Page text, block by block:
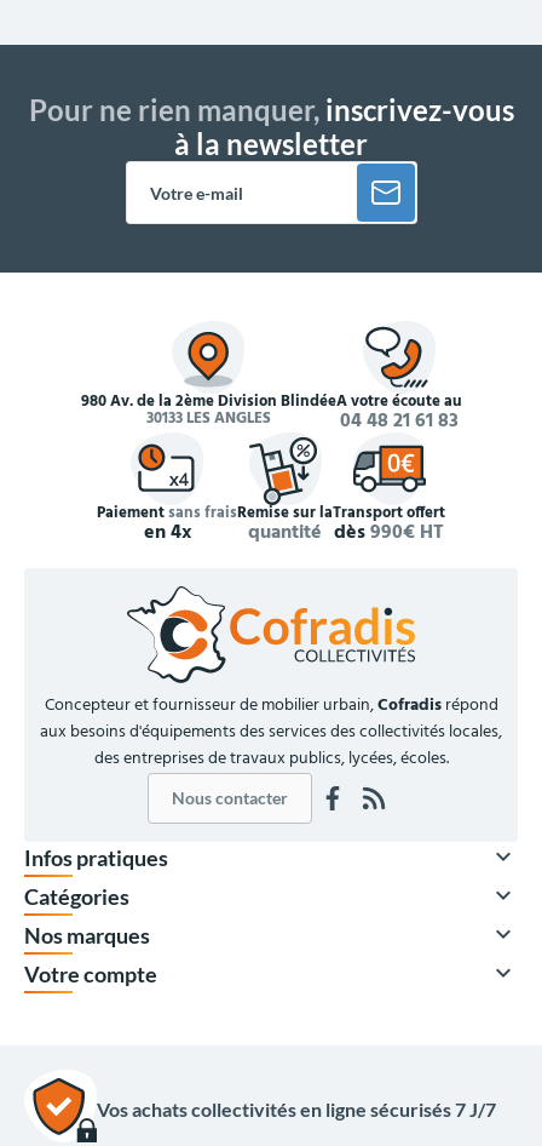
Pour ne rien manquer,inscrivez-vous
à la newsletter
980 Av. de la 2ème Division Blindée
30133 LES ANGLES
À votre écoute au
04 48 21 61 83
Paiementsans frais
en 4x
Remise sur la
quantité
Transport offert
dès990€ HT
Concepteur et fournisseur de mobilier urbain,Cofradisrépond
aux besoins d'équipements des services des collectivités locales,
des entreprises de travaux publics, lycées, écoles.
Nous contacter
Infos pratiques 
Catégories 
Nos marques 
Votre compte 
Vos achats collectivités en ligne sécurisés 7 J/7